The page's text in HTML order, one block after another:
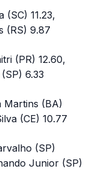
(SC) 11.23,
(RS) 9.87
(PR) 12.60,
6.33
Martins (BA)
(CE) 10.77
(SP)
Junior (SP)